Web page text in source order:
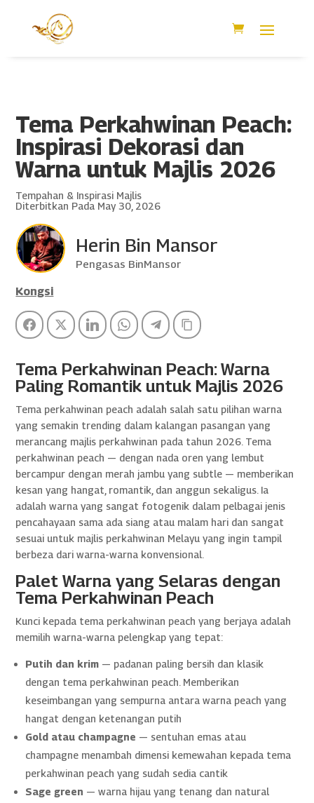
Tema Perkahwinan Peach:
Inspirasi Dekorasi dan
Warna untuk Majlis 2026
Tempahan & Inspirasi Majlis
Diterbitkan Pada May 30, 2026
Herin Bin Mansor
Pengasas BinMansor
Kongsi
FacebookTwitter LinkedInWhatsAppTelegramCopy Link
Tema Perkahwinan Peach: Warna
Paling Romantik untuk Majlis 2026
Tema perkahwinan peach adalah salah satu pilihan warna
yang semakin trending dalam kalangan pasangan yang
merancang majlis perkahwinan pada tahun 2026. Tema
perkahwinan peach — dengan nada oren yang lembut
bercampur dengan merah jambu yang subtle — memberikan
kesan yang hangat, romantik, dan anggun sekaligus. Ia
adalah warna yang sangat fotogenik dalam pelbagai jenis
pencahayaan sama ada siang atau malam hari dan sangat
sesuai untuk majlis perkahwinan Melayu yang ingin tampil
berbeza dari warna-warna konvensional.
Palet Warna yang Selaras dengan
Tema Perkahwinan Peach
Kunci kepada tema perkahwinan peach yang berjaya adalah
memilih warna-warna pelengkap yang tepat:
Putih dan krim — padanan paling bersih dan klasik
dengan tema perkahwinan peach. Memberikan
keseimbangan yang sempurna antara warna peach yang
hangat dengan ketenangan putih
Gold atau champagne — sentuhan emas atau
champagne menambah dimensi kemewahan kepada tema
perkahwinan peach yang sudah sedia cantik
Sage green — warna hijau yang tenang dan natural